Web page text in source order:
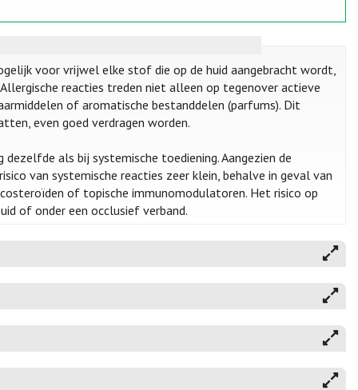
voor vrijwel elke stof die op de huid aangebracht wordt,
reacties treden niet alleen op tegenover actieve
of aromatische bestanddelen (parfums). Dit
even goed verdragen worden.
als bij systemische toediening. Aangezien de
van systemische reacties zeer klein, behalve in geval van
of topische immunomodulatoren. Het risico op
of onder een occlusief verband.